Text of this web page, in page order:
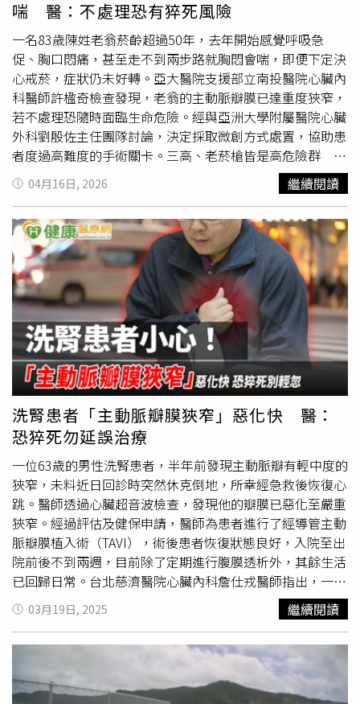
般微創手術，也多從側胸肋骨間隙入刀，但肋骨間神經密
集，術後常伴隨長期的胸壁麻木感或疼痛。至於「劍突下手
術」，是從腹部上方心窩處下刀，避開肋骨間的神經組織，
單一傷口僅約3至4公分。在精準切除腫瘤後，配合術前心肺
功能訓練與「術後加速康復」（ERAS）照護模式，黃先生
在術後隔天就能下床，5天後便出院，化驗結果證實為早期
胸腺瘤，及時杜絕後患。胸悶久咳別輕忽 低劑量電腦斷層
助早期發現白楚彬醫師指出，低劑量電腦斷層掃描不僅可用
於肺癌篩檢，也有機會發現縱膈腔腫瘤等胸腔病灶。不過，
他也強調，並非所有檢查發現的腫瘤都需要立即手術，仍需
依腫瘤大小、位置及性質，與醫師討論適合的處置方式。提
醒民眾若有長期未癒的胸悶咳嗽，應尋求專業診斷，以免錯
過黃金治療期。【延伸閱讀】高雄長庚王金洲長副院長：
LDCT有必要 肺腺癌轉移靠這「兩種抑制劑」肺癌仍是癌
王！早期診斷5年存活率達9成 「2類人」應定期做LDCT篩
檢https://www.healthnews.com.tw/readnews.php?
id=68190
喘 醫：不處理恐有猝死風險
一名83歲陳姓老翁菸齡超過50年，去年開始感覺呼吸急
促、胸口悶痛，甚至走不到兩步路就胸悶會喘，即便下定決
心戒菸，症狀仍未好轉。亞大醫院支援部立南投醫院心臟內
科醫師許楹奇檢查發現，老翁的主動脈瓣膜已達重度狹窄，
若不處理恐隨時面臨生命危險。經與亞洲大學附屬醫院心臟
外科劉殷佐主任團隊討論，決定採取微創方式處置，協助患
者度過高難度的手術關卡。三高、老菸槍皆是高危險群 主
動脈瓣膜狹窄恐藏猝死隱憂長期抽菸、高血壓、糖尿病及心
律不整是心血管健康的主要威脅。劉殷佐主任指出，主動脈
瓣膜負責控制心臟血液流向全身，就像是一座高速公路的閘
門，隨著年齡增長、長期發炎或鈣化，閘門可能變得狹窄且
難以開啟。當瓣膜狹窄時，心臟必須耗費更大的力氣才能將
血液擠向全身。臨床觀察發現，患者的脈壓差若達到82
mmHg，意味著心臟正承受極大負荷，常會伴隨胸悶、呼吸
急促等表現。若未及時處置，心臟可能因過度代償而引發衰
竭，甚至在日常活動中因供血不足導致猝死。高齡＋慢性
病 微創置換瓣膜協助降風險考量患者高齡且具備多項慢性
病史，傳統開胸手術需切開胸骨並使用人工心肺機讓心臟停
止跳動，對長輩的體力與耐受力是一大挑戰。為了在風險控
管與治療價值間取得平衡，醫療團隊評估後，決定施行「經
導管主動脈瓣膜置換術」（TAVI）。劉殷佐主任說明，這種
處置方式主要從大腿腹股溝處的動脈切開微小傷口，將人工
瓣膜經由導管送達心臟位置，並於原位取代功能受損的舊瓣
膜。由於不需大面積切開胸腔，且失血量相對較低，有助於
縮短高齡患者的術後恢復期。醫籲抽菸者與三高族群 需留
意呼吸異常訊號許楹奇醫師與劉殷佐主任共同提醒，預防勝
於治療。高齡族群、長期抽菸者或三高患者應保持高度警
覺，若在爬坡、提重物或散步時出現異常喘氣、莫名的胸口
壓迫感或暈眩，切勿僅視為老化現象。建議定期進行心臟超
音波篩檢，提早發現瓣膜異狀，並與醫療團隊討論最合適的
照護方案。【延伸閱讀】高齡心衰風險別輕忽！醫解析主動
脈瓣膜置換 從術式到瓣膜類型多元選擇洗腎患者小心！
「主動脈瓣膜狹窄」惡化快 恐猝死別輕忽
https://www.healthnews.com.tw/readnews.php?
id=68137
04月16日, 2026 繼續閱讀
洗腎患者「主動脈瓣膜狹窄」惡化快 醫：
恐猝死勿延誤治療
一位63歲的男性洗腎患者，半年前發現主動脈瓣有輕中度的
狹窄，未料近日回診時突然休克倒地，所幸經急救後恢復心
跳。醫師透過心臟超音波檢查，發現他的瓣膜已惡化至嚴重
狹窄。經過評估及健保申請，醫師為患者進行了經導管主動
脈瓣膜植入術（TAVI），術後患者恢復狀態良好，入院至出
院前後不到兩週，目前除了定期進行腹膜透析外，其餘生活
已回歸日常。台北慈濟醫院心臟內科詹仕戎醫師指出，一般
人隨著年齡增長，血管和瓣膜都會出現鈣化的情況，不過洗
腎患者由於體內電解質代謝異常，導致鈣和磷離子失衡，使
得鈣離子更容易沉積在血管壁和瓣膜、形成鈣化，進而引發
瓣膜狹窄的問題。其中主動脈瓣是左心室和大動脈之間的重
要閥門，一旦出現嚴重狹窄，心臟需要更大的壓力才能將血
液推送到全身。長期下來，心臟可能因負荷過重而匱乏，最
03月19日, 2025 繼續閱讀